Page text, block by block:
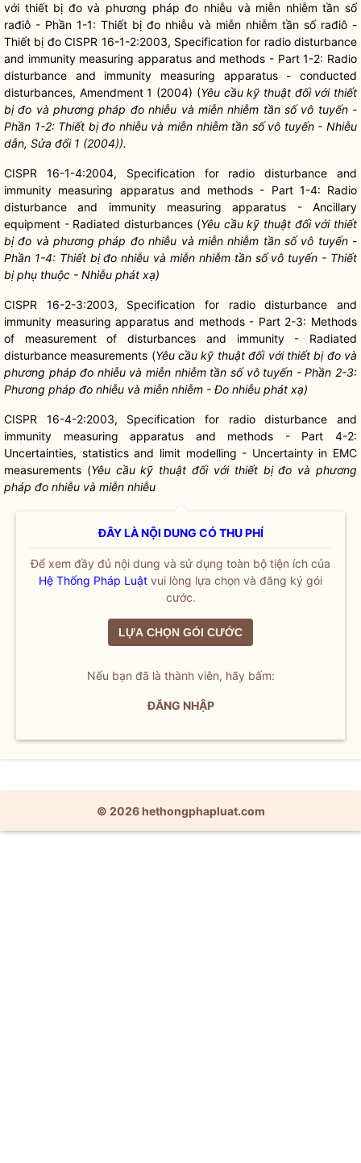
với thiết bị đo và phương pháp đo nhiễu và miễn nhiễm tần số
rađiô - Phần 1-1: Thiết bị đo nhiễu và miễn nhiễm tần số rađiô -
Thiết bị đo CISPR 16-1-2:2003, Specification for radio disturbance
and immunity measuring apparatus and methods - Part 1-2: Radio
disturbance and immunity measuring apparatus - conducted
disturbances, Amendment 1 (2004) (Yêu cầu kỹ thuật đối với thiết
bị đo và phương pháp đo nhiễu và miễn nhiễm tần số vô tuyến -
Phần 1-2: Thiết bị đo nhiễu và miễn nhiễm tần số vô tuyến - Nhiễu
dẫn, Sửa đổi 1 (2004)).
CISPR 16-1-4:2004, Specification for radio disturbance and
immunity measuring apparatus and methods - Part 1-4: Radio
disturbance and immunity measuring apparatus - Ancillary
equipment - Radiated disturbances (Yêu cầu kỹ thuật đối với thiết
bị đo và phương pháp đo nhiễu và miễn nhiễm tần số vô tuyến -
Phần 1-4: Thiết bị đo nhiễu và miễn nhiễm tần số vô tuyến - Thiết
bị phụ thuộc - Nhiễu phát xạ)
CISPR 16-2-3:2003, Specification for radio disturbance and
immunity measuring apparatus and methods - Part 2-3: Methods
of measurement of disturbances and immunity - Radiated
disturbance measurements (Yêu cầu kỹ thuật đối với thiết bị đo và
phương pháp đo nhiễu và miễn nhiễm tần số vô tuyến - Phần 2-3:
Phương pháp đo nhiễu và miễn nhiễm - Đo nhiễu phát xạ)
CISPR 16-4-2:2003, Specification for radio disturbance and
immunity measuring apparatus and methods - Part 4-2:
Uncertainties, statistics and limit modelling - Uncertainty in EMC
measurements (Yêu cầu kỹ thuật đối với thiết bị đo và phương
pháp đo nhiễu và miễn nhiễu
ĐÂY LÀ NỘI DUNG CÓ THU PHÍ
Để xem đầy đủ nội dung và sử dụng toàn bộ tiện ích của
Hệ Thống Pháp Luật vui lòng lựa chọn và đăng ký gói
cước.
LỰA CHỌN GÓI CƯỚC
Nếu bạn đã là thành viên, hãy bấm:
ĐĂNG NHẬP
© 2026 hethongphapluat.com